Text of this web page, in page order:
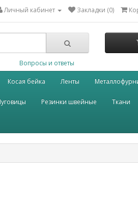
Личный кабинет Закладки (0)
Вопросы и ответы
Косая бейка Ленты
Резинки швейные Ткани